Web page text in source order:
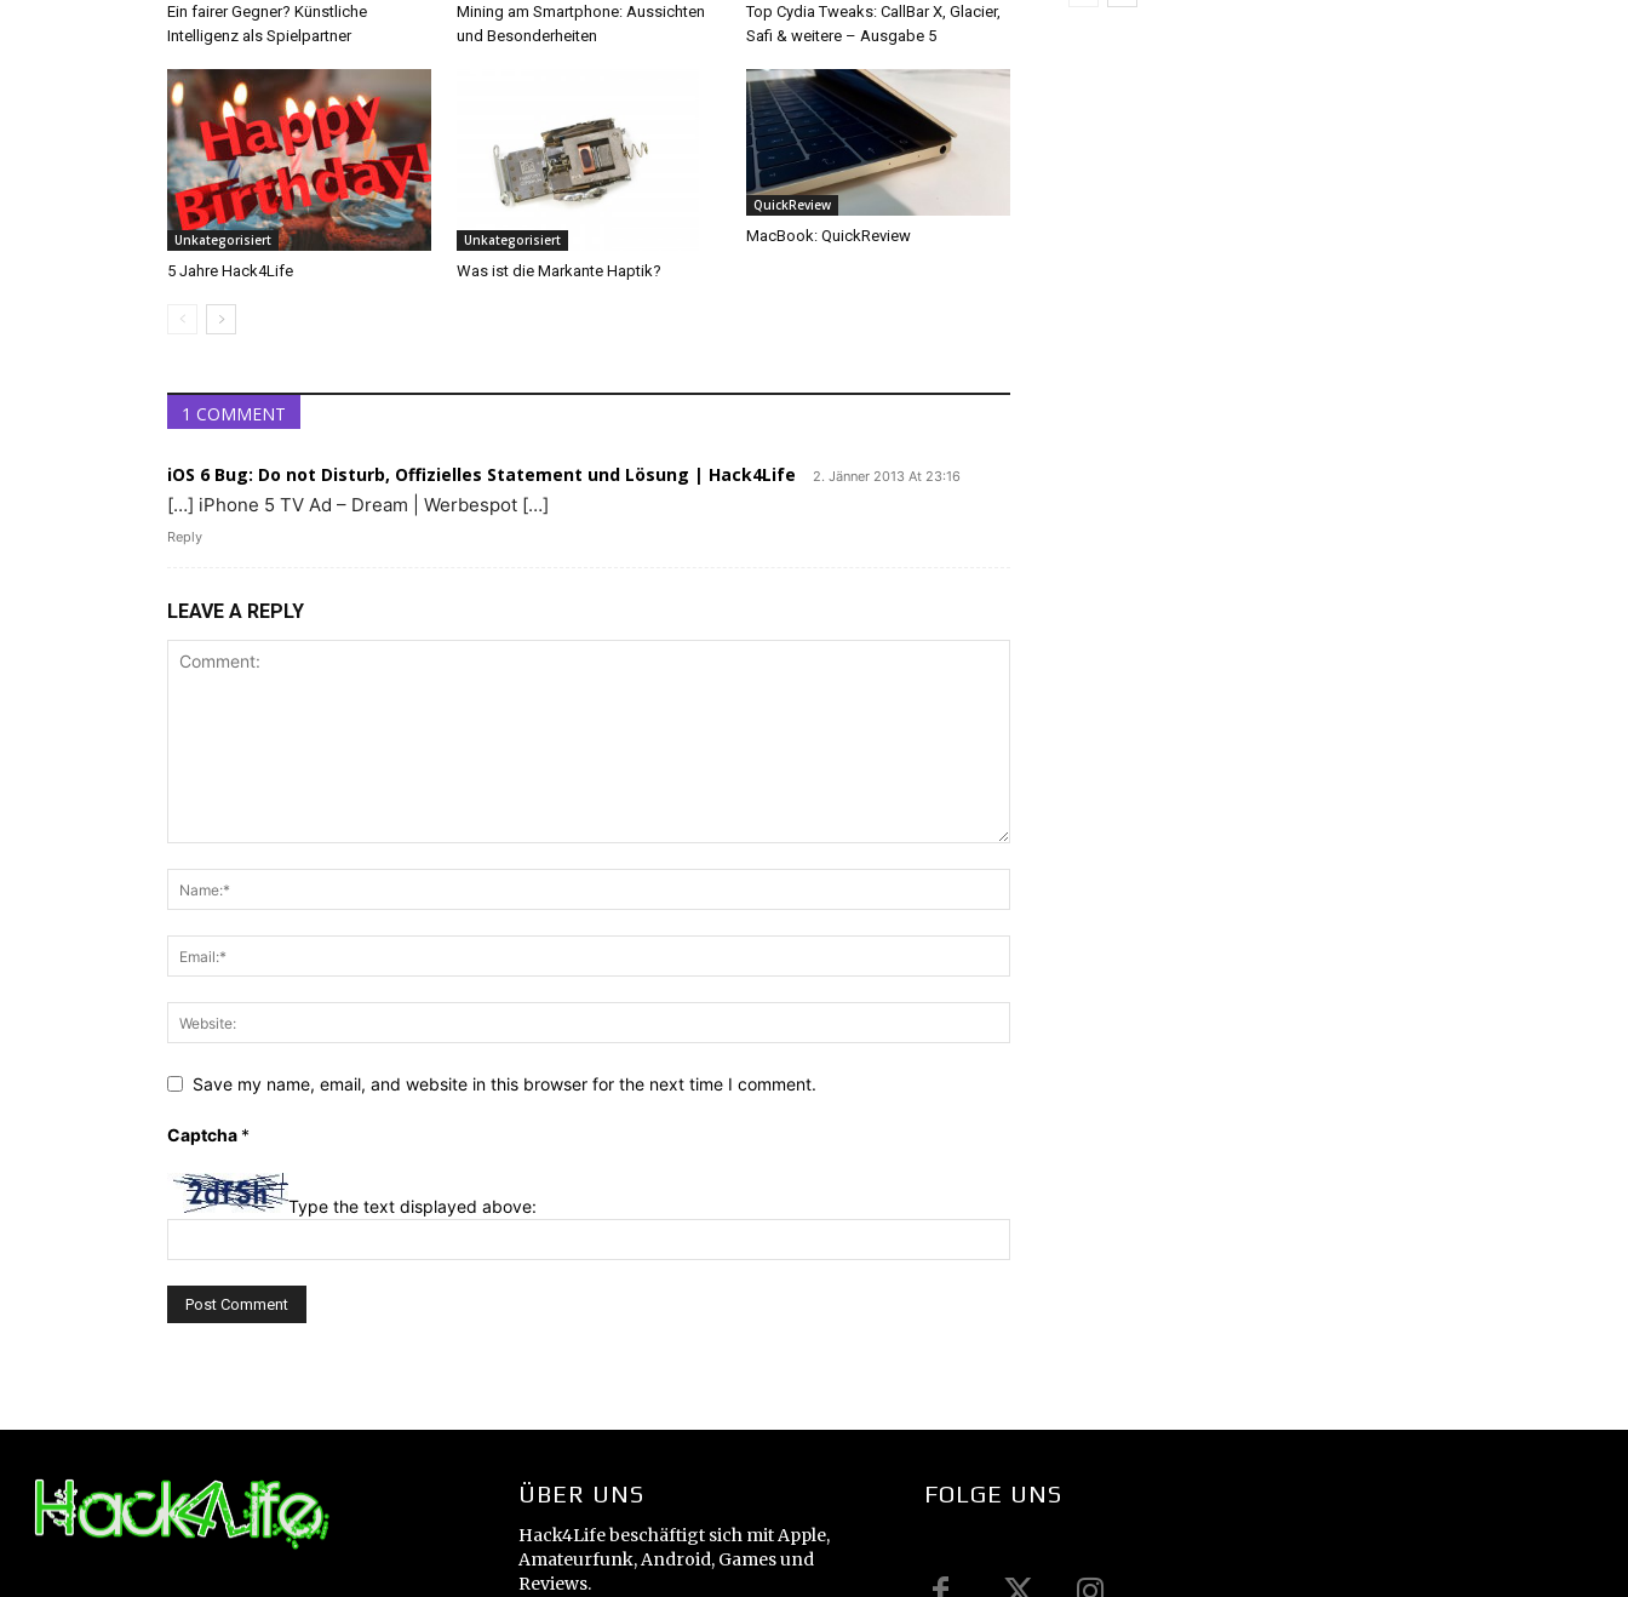
Ein fairer Gegner? Künstliche
Intelligenz als Spielpartner
Mining am Smartphone: Aussichten
und Besonderheiten
Top Cydia Tweaks: CallBar X, Glacier,
Safi & weitere – Ausgabe 5
Unkategorisiert
5 Jahre Hack4Life
Unkategorisiert
Was ist die Markante Haptik?
QuickReview
MacBook: QuickReview
1 COMMENT
iOS 6 Bug: Do not Disturb, Offizielles Statement und Lösung | Hack4Life 2. Jänner 2013 At 23:16
[…] iPhone 5 TV Ad – Dream | Werbespot […]
Reply
LEAVE A REPLY
Save my name, email, and website in this browser for the next time I comment.
Captcha *
Type the text displayed above:
ÜBER UNS
Hack4Life beschäftigt sich mit Apple,
Amateurfunk, Android, Games und
Reviews.
FOLGE UNS